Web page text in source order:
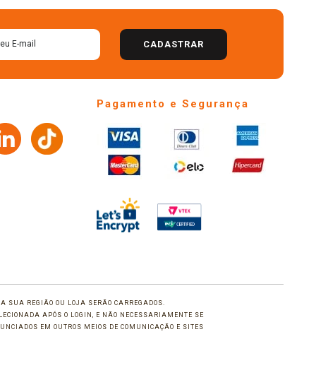
CADASTRAR
Pagamento e Segurança
SUA REGIÃO OU LOJA SERÃO CARREGADOS.
APÓS O LOGIN, E NÃO NECESSARIAMENTE SE
EM OUTROS MEIOS DE COMUNICAÇÃO E SITES